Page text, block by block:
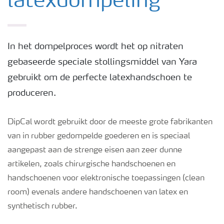
In het dompelproces wordt het op nitraten
gebaseerde speciale stollingsmiddel van Yara
gebruikt om de perfecte latexhandschoen te
produceren.
DipCal wordt gebruikt door de meeste grote fabrikanten
van in rubber gedompelde goederen en is speciaal
aangepast aan de strenge eisen aan zeer dunne
artikelen, zoals chirurgische handschoenen en
handschoenen voor elektronische toepassingen (clean
room) evenals andere handschoenen van latex en
synthetisch rubber.